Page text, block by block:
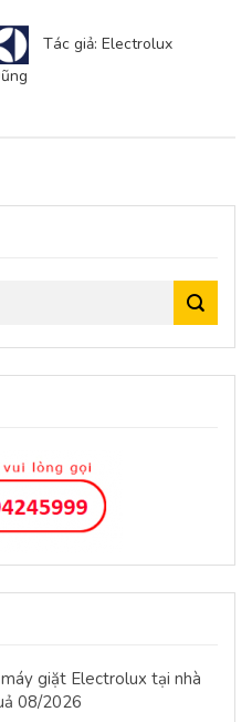
Tác giả: Electrolux
giặt Electrolux tại nhà
08/2026